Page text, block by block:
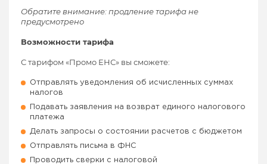
Обратите внимание: продление тарифа не
предусмотрено
Возможности тарифа
С тарифом «Промо ЕНС» вы сможете:
Отправлять уведомления об исчисленных суммах
налогов
Подавать заявления на возврат единого налогового
платежа
Делать запросы о состоянии расчетов с бюджетом
Отправлять письма в ФНС
Проводить сверки с налоговой